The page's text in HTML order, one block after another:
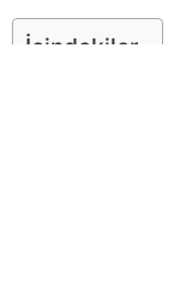
İçindekiler